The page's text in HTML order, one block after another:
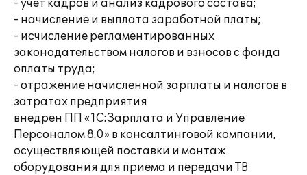
- учет кадров и анализ кадрового состава;
- начисление и выплата заработной платы;
- исчисление регламентированных
законодательством налогов и взносов с фонда
оплаты труда;
- отражение начисленной зарплаты и налогов в
затратах предприятия
внедрен ПП «1С:Зарплата и Управление
Персоналом 8.0» в консалтинговой компании,
осуществляющей поставки и монтаж
оборудования для приема и передачи ТВ